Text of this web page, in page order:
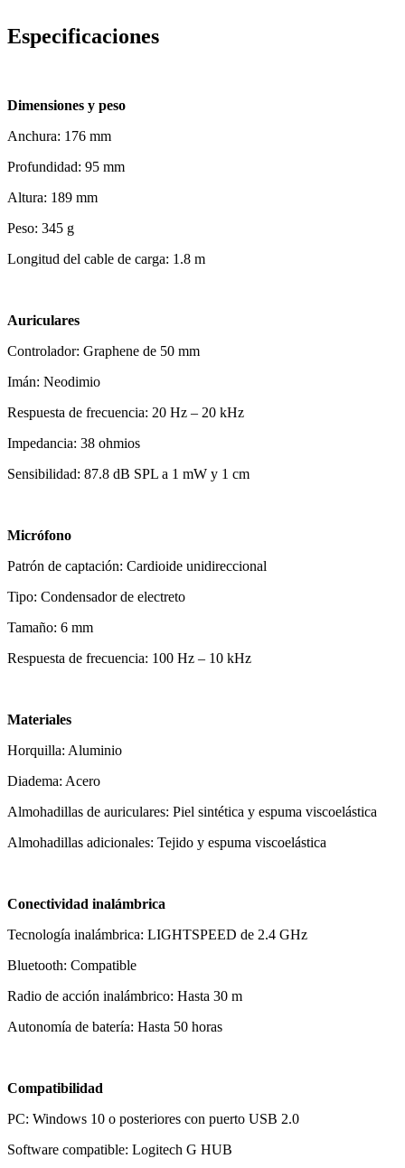
Especificaciones
Dimensiones y peso
Anchura: 176 mm
Profundidad: 95 mm
Altura: 189 mm
Peso: 345 g
Longitud del cable de carga: 1.8 m
Auriculares
Controlador: Graphene de 50 mm
Imán: Neodimio
Respuesta de frecuencia: 20 Hz – 20 kHz
Impedancia: 38 ohmios
Sensibilidad: 87.8 dB SPL a 1 mW y 1 cm
Micrófono
Patrón de captación: Cardioide unidireccional
Tipo: Condensador de electreto
Tamaño: 6 mm
Respuesta de frecuencia: 100 Hz – 10 kHz
Materiales
Horquilla: Aluminio
Diadema: Acero
Almohadillas de auriculares: Piel sintética y espuma viscoelástica
Almohadillas adicionales: Tejido y espuma viscoelástica
Conectividad inalámbrica
Tecnología inalámbrica: LIGHTSPEED de 2.4 GHz
Bluetooth: Compatible
Radio de acción inalámbrico: Hasta 30 m
Autonomía de batería: Hasta 50 horas
Compatibilidad
PC: Windows 10 o posteriores con puerto USB 2.0
Software compatible: Logitech G HUB